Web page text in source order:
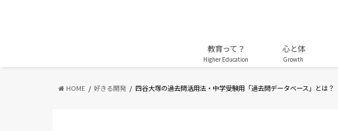
教育って？
Higher Education
心と体
Growth
HOME 好きる開発 四谷大塚の過去問活用法・中学受験用「過去問データベース」とは？